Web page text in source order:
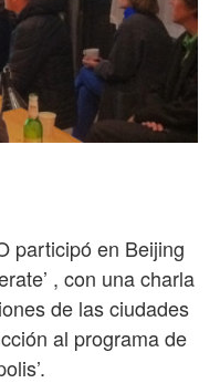
participó en Beijing
, con una charla
de las ciudades
al programa de